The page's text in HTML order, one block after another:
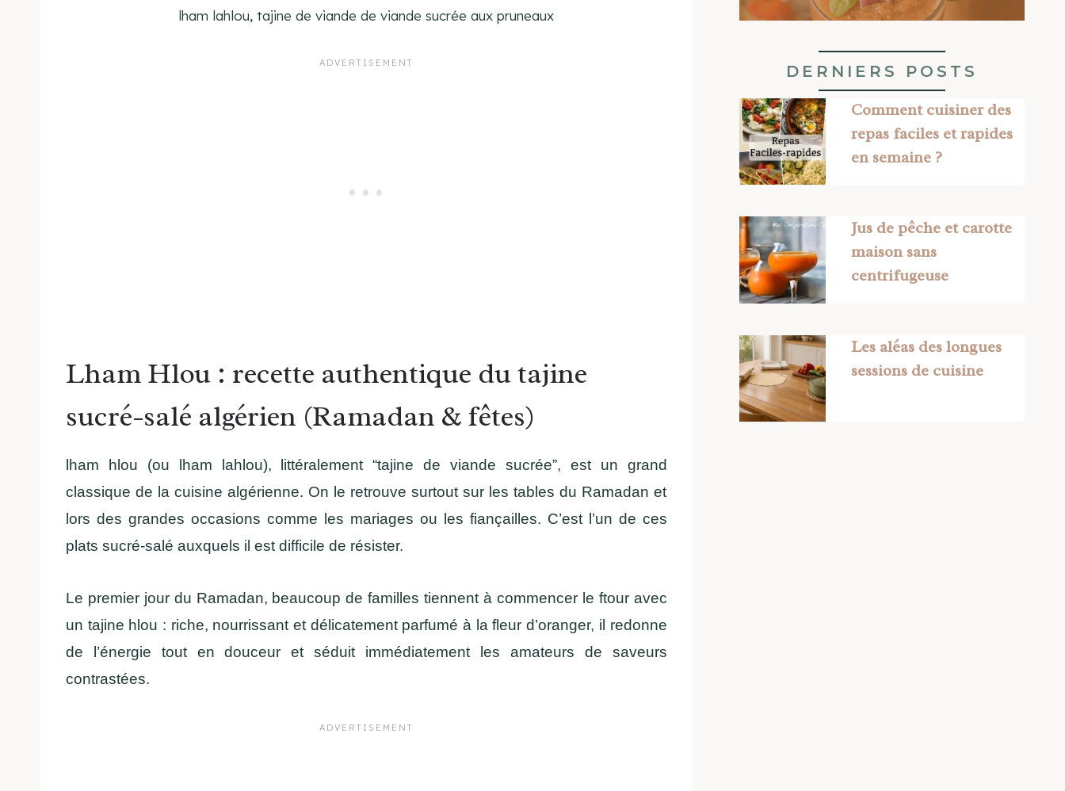
lham lahlou, tajine de viande de viande sucrée aux pruneaux
Lham Hlou : recette authentique du tajine
sucré-salé algérien (Ramadan & fêtes)
lham hlou (ou lham lahlou), littéralement “tajine de viande sucrée”, est un grand
classique de la cuisine algérienne. On le retrouve surtout sur les tables du Ramadan et
lors des grandes occasions comme les mariages ou les fiançailles. C’est l’un de ces
plats sucré-salé auxquels il est difficile de résister.
Le premier jour du Ramadan, beaucoup de familles tiennent à commencer le ftour avec
un tajine hlou : riche, nourrissant et délicatement parfumé à la fleur d’oranger, il redonne
de l’énergie tout en douceur et séduit immédiatement les amateurs de saveurs
contrastées.
DERNIERS POSTS
Comment cuisiner des
repas faciles et rapides
en semaine ?
Jus de pêche et carotte
maison sans
centrifugeuse
Les aléas des longues
sessions de cuisine